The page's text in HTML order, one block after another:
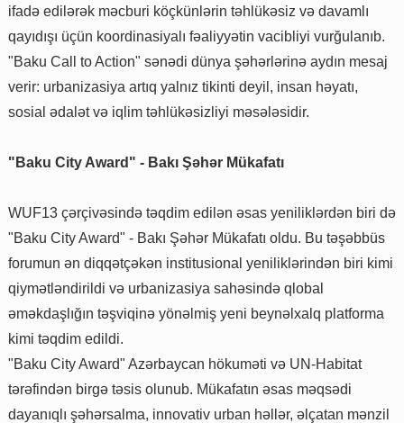
ifadə edilərək məcburi köçkünlərin təhlükəsiz və davamlı
qayıdışı üçün koordinasiyalı fəaliyyətin vacibliyi vurğulanıb.
"Baku Call to Action" sənədi dünya şəhərlərinə aydın mesaj
verir: urbanizasiya artıq yalnız tikinti deyil, insan həyatı,
sosial ədalət və iqlim təhlükəsizliyi məsələsidir.
"Baku City Award" - Bakı Şəhər Mükafatı
WUF13 çərçivəsində təqdim edilən əsas yeniliklərdən biri də
"Baku City Award" - Bakı Şəhər Mükafatı oldu. Bu təşəbbüs
forumun ən diqqətçəkən institusional yeniliklərindən biri kimi
qiymətləndirildi və urbanizasiya sahəsində qlobal
əməkdaşlığın təşviqinə yönəlmiş yeni beynəlxalq platforma
kimi təqdim edildi.
"Baku City Award" Azərbaycan hökuməti və UN-Habitat
tərəfindən birgə təsis olunub. Mükafatın əsas məqsədi
dayanıqlı şəhərsalma, innovativ urban həllər, əlçatan mənzil